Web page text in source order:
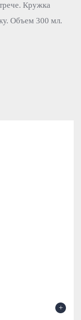
Кружка
Объем 300 мл.
+